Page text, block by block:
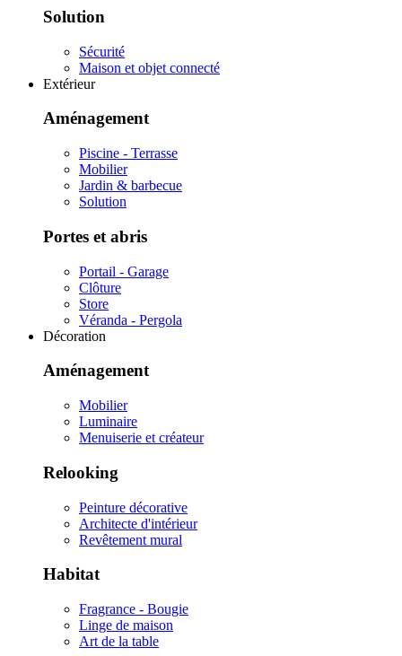
Solution
Sécurité
Maison et objet connecté
Extérieur
Aménagement
Piscine - Terrasse
Mobilier
Jardin & barbecue
Solution
Portes et abris
Portail - Garage
Clôture
Store
Véranda - Pergola
Décoration
Aménagement
Mobilier
Luminaire
Menuiserie et créateur
Relooking
Peinture décorative
Architecte d'intérieur
Revêtement mural
Habitat
Fragrance - Bougie
Linge de maison
Art de la table